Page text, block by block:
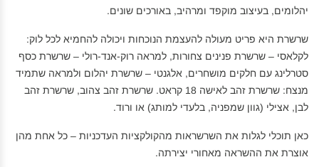
יהלומים, בעיצוב מוקפד ומרהיב, באורכים שונים.
שרשרת היא פריט מעולה להעצמת הנוכחות ויכולה להחמיא לכל לוק:
לקלאסי – שרשרת פנינים צחורות, למראה רוק-אנד-רולי – שרשרת כסף
סטרלינג עם חלקים מושחרים, אלגנטי – שרשרת יהלום ולמראה שתמיד
מנצח: שרשרת זהב לאישה 18 קראט. שרשרת זהב צהוב, שרשרת זהב
לבן, אצילי (גוון שמפניה, בלעדי למותג) או ורוד.
כאן תוכלי לגלות את השרשראות מהקולקציות העדכניות – כל אחת מהן
אוצרת את ההשראה מאחורי יצירתה.